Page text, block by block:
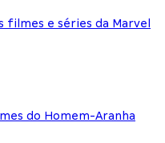
filmes e séries da Marvel
do Homem-Aranha